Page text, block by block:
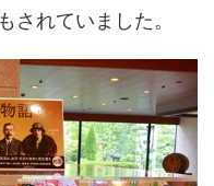
されていました。